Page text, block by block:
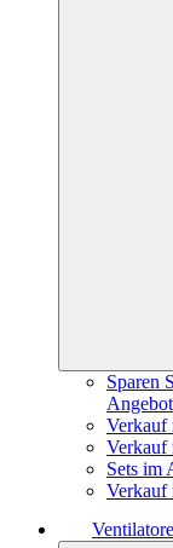
Sparen
Angebot
Verkauf
Verkauf
Sets im
Verkauf